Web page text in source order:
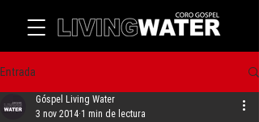
Entrada
Góspel Living Water
3 nov 2014 1 min de lectura